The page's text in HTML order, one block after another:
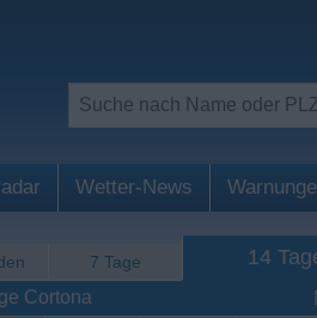
Wetter-News
7 Tage 14
Cortona